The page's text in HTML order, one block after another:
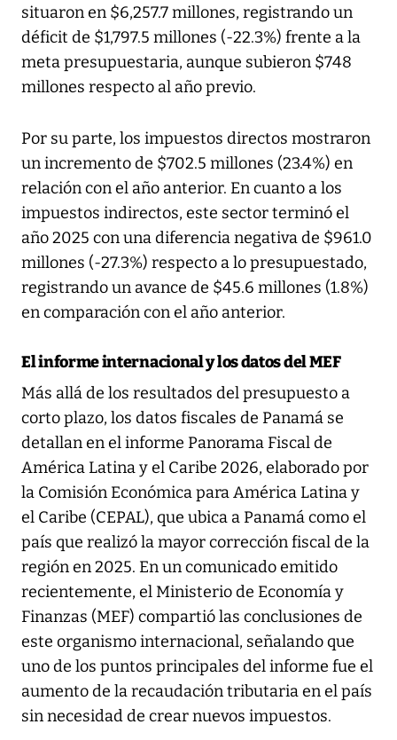
situaron en $6,257.7 millones, registrando un
déficit de $1,797.5 millones (-22.3%) frente a la
meta presupuestaria, aunque subieron $748
millones respecto al año previo.
Por su parte, los impuestos directos mostraron
un incremento de $702.5 millones (23.4%) en
relación con el año anterior. En cuanto a los
impuestos indirectos, este sector terminó el
año 2025 con una diferencia negativa de $961.0
millones (-27.3%) respecto a lo presupuestado,
registrando un avance de $45.6 millones (1.8%)
en comparación con el año anterior.
El informe internacional y los datos del MEF
Más allá de los resultados del presupuesto a
corto plazo, los datos fiscales de Panamá se
detallan en el informe Panorama Fiscal de
América Latina y el Caribe 2026, elaborado por
la Comisión Económica para América Latina y
el Caribe (CEPAL), que ubica a Panamá como el
país que realizó la mayor corrección fiscal de la
región en 2025. En un comunicado emitido
recientemente, el Ministerio de Economía y
Finanzas (MEF) compartió las conclusiones de
este organismo internacional, señalando que
uno de los puntos principales del informe fue el
aumento de la recaudación tributaria en el país
sin necesidad de crear nuevos impuestos.